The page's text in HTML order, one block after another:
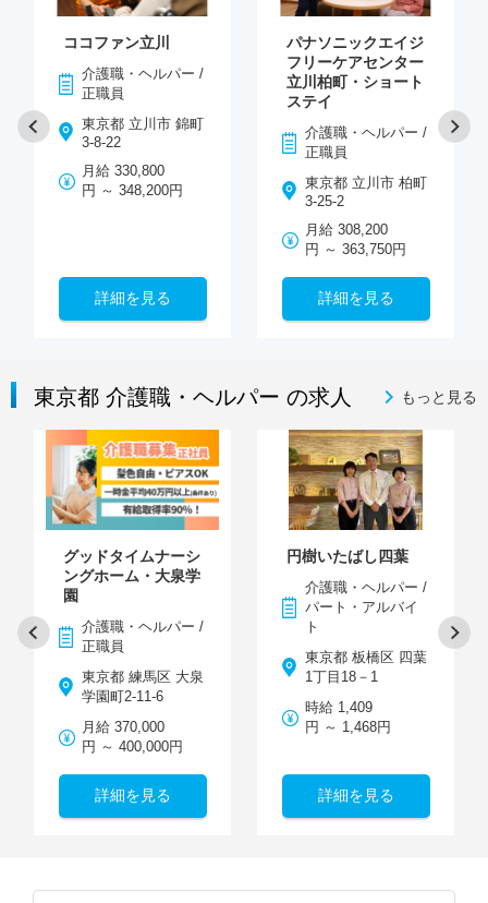
ココファン立川
介護職・ヘルパー /
正職員
東京都 立川市 錦町
3-8-22
月給 330,800
円 ～ 348,200円
詳細を見る
パナソニックエイジ
フリーケアセンター
立川柏町・ショート
ステイ
介護職・ヘルパー /
正職員
東京都 立川市 柏町
3-25-2
月給 308,200
円 ～ 363,750円
詳細を見る
東京都 介護職・ヘルパー の求人 もっと見る
グッドタイムナーシ
ングホーム・大泉学
園
介護職・ヘルパー /
正職員
東京都 練馬区 大泉
学園町2-11-6
月給 370,000
円 ～ 400,000円
詳細を見る
円樹いたばし四葉
介護職・ヘルパー /
パート・アルバイ
ト
東京都 板橋区 四葉
1丁目18－1
時給 1,409
円 ～ 1,468円
詳細を見る